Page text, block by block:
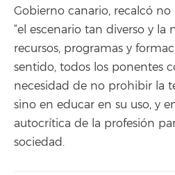
Gobierno canario, recalcó
“el escenario tan diverso y la
recursos, programas y
sentido, todos los ponentes
necesidad de no prohibir la
sino en educar en su uso, y
autocrítica de la profesión
sociedad.